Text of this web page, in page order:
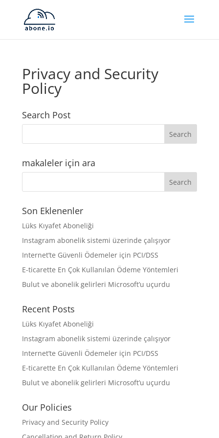
Privacy and Security
Policy
Search Post
makaleler için ara
Son Eklenenler
Lüks Kıyafet Aboneliği
Instagram abonelik sistemi üzerinde çalışıyor
Internet’te Güvenli Ödemeler için PCI/DSS
E-ticarette En Çok Kullanılan Ödeme Yöntemleri
Bulut ve abonelik gelirleri Microsoft’u uçurdu
Recent Posts
Lüks Kıyafet Aboneliği
Instagram abonelik sistemi üzerinde çalışıyor
Internet’te Güvenli Ödemeler için PCI/DSS
E-ticarette En Çok Kullanılan Ödeme Yöntemleri
Bulut ve abonelik gelirleri Microsoft’u uçurdu
Our Policies
Privacy and Security Policy